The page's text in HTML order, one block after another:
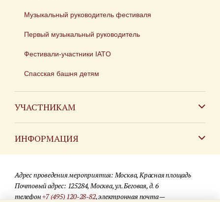
Музыкальный руководитель фестиваля
Первый музыкальный руководитель
Фестивали-участники IATO
Спасская башня детям
УЧАСТНИКАМ
ИНФОРМАЦИЯ
Для СМИ
Где купить билеты
Адрес проведения мероприятия: Москва, Красная площадь
Почтовый адрес: 125284, Москва, ул. Беговая, д. 6
телефон+7 (495) 120-28-82, электронная почта —